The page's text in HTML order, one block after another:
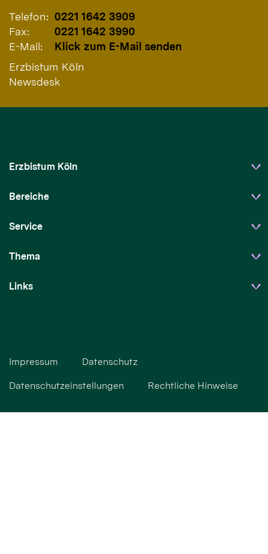
Telefon: 0221 1642 3909
Fax:
0221 1642 3990
E-Mail:
Klick zum E-Mail senden
Erzbistum Köln
Newsdesk
Erzbistum Köln
Bereiche
Service
Thema
Links
Impressum Datenschutz
Datenschutzeinstellungen Rechtliche Hinweise